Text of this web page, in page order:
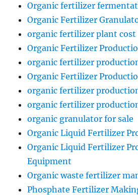
Organic fertilizer
Organic Fertilizer
organic fertilizer plant cost
Organic Fertilizer
organic fertilizer
Organic Fertilizer
organic fertilizer
organic fertilizer
organic granulator for sale
Organic Liquid Fertilizer
Organic Liquid Fertilizer
Equipment
Organic waste fertilizer
Phosphate Fertilizer